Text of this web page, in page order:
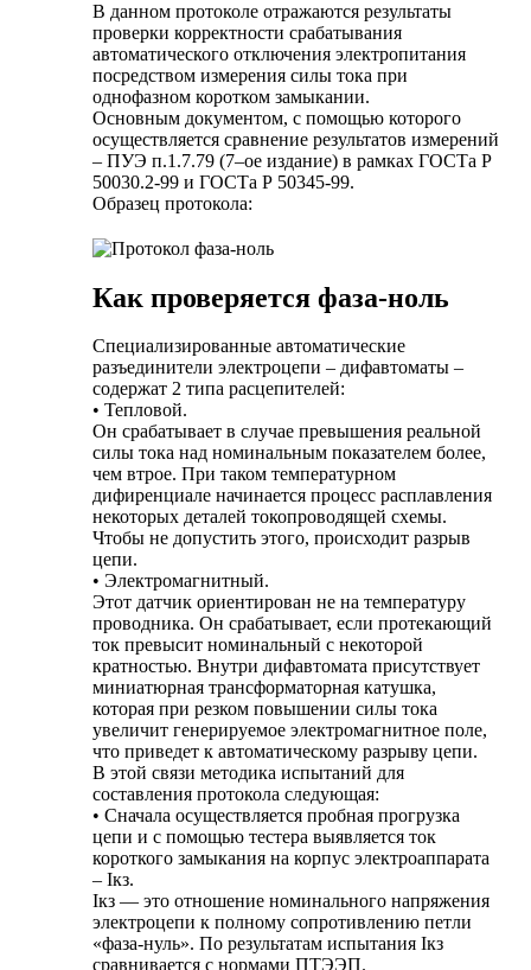
В данном протоколе отражаются результаты
проверки корректности срабатывания
автоматического отключения электропитания
посредством измерения силы тока при
однофазном коротком замыкании.
Основным документом, с помощью которого
осуществляется сравнение результатов измерений
– ПУЭ п.1.7.79 (7–ое издание) в рамках ГОСТа Р
50030.2-99 и ГОСТа Р 50345-99.
Образец протокола:
Как проверяется фаза-ноль
Специализированные автоматические
разъединители электроцепи – дифавтоматы –
содержат 2 типа расцепителей:
• Тепловой.
Он срабатывает в случае превышения реальной
силы тока над номинальным показателем более,
чем втрое. При таком температурном
дифиренциале начинается процесс расплавления
некоторых деталей токопроводящей схемы.
Чтобы не допустить этого, происходит разрыв
цепи.
• Электромагнитный.
Этот датчик ориентирован не на температуру
проводника. Он срабатывает, если протекающий
ток превысит номинальный с некоторой
кратностью. Внутри дифавтомата присутствует
миниатюрная трансформаторная катушка,
которая при резком повышении силы тока
увеличит генерируемое электромагнитное поле,
что приведет к автоматическому разрыву цепи.
В этой связи методика испытаний для
составления протокола следующая:
• Сначала осуществляется пробная прогрузка
цепи и с помощью тестера выявляется ток
короткого замыкания на корпус электроаппарата
– Iкз.
Iкз — это отношение номинального напряжения
электроцепи к полному сопротивлению петли
«фаза-нуль». По результатам испытания Iкз
сравнивается с нормами ПТЭЭП.